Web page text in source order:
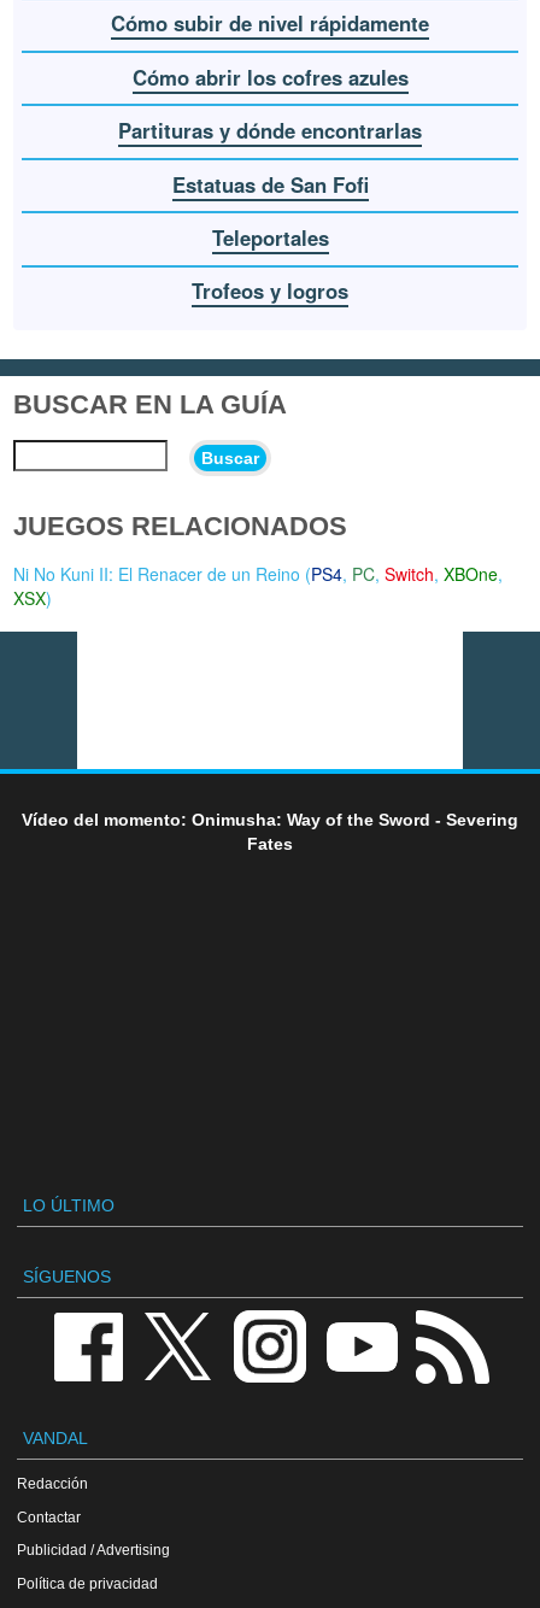
Cómo subir de nivel rápidamente
Cómo abrir los cofres azules
Partituras y dónde encontrarlas
Estatuas de San Fofi
Teleportales
Trofeos y logros
BUSCAR EN LA GUÍA
Buscar
JUEGOS RELACIONADOS
Ni No Kuni II: El Renacer de un Reino (PS4, PC,Switch,XBOne,
XSX)
Vídeo del momento: Onimusha: Way of the Sword - Severing
Fates
LO ÚLTIMO
SÍGUENOS
VANDAL
Redacción
Contactar
Publicidad / Advertising
Política de privacidad